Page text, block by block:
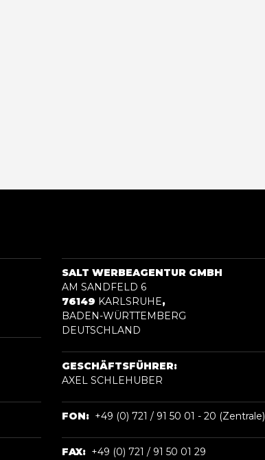
SALT WERBEAGENTUR GMBH
AM SANDFELD 6
76149 KARLSRUHE,
BADEN-WÜRTTEMBERG
DEUTSCHLAND
GESCHÄFTSFÜHRER:
AXEL SCHLEHUBER
FON: +49 (0) 721 / 91 50 01 - 20 (Zentrale)
FAX: +49 (0) 721 / 91 50 01 29